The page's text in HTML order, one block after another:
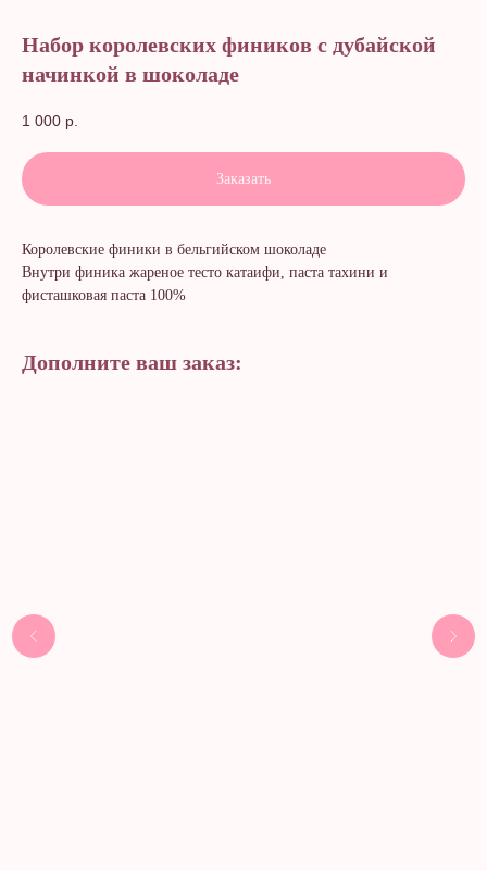
Набор королевских фиников с дубайской
начинкой в шоколаде
1 000 р.
Заказать
Королевские финики в бельгийском шоколаде
Внутри финика жареное тесто катаифи, паста тахини и
фисташковая паста 100%
Дополните ваш заказ: